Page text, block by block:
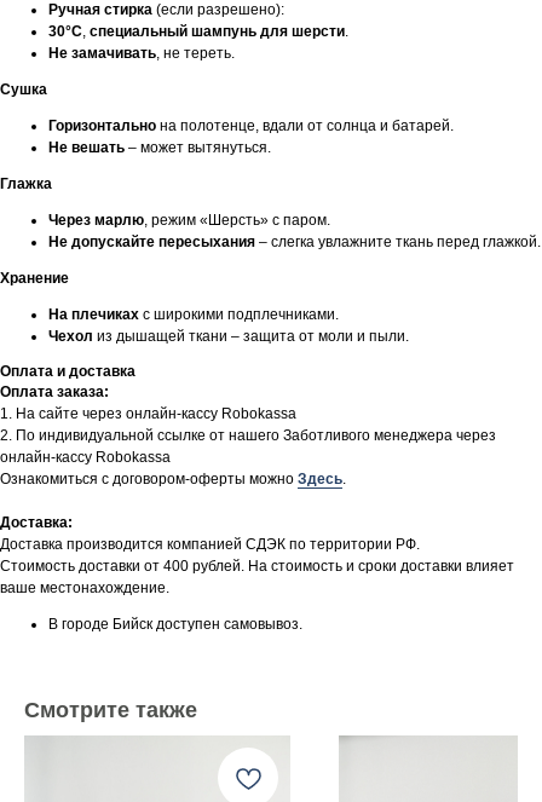
Ручная стирка (если разрешено):
30°C, специальный шампунь для шерсти.
Не замачивать, не тереть.
Сушка
Горизонтально на полотенце, вдали от солнца и батарей.
Не вешать – может вытянуться.
Глажка
Через марлю, режим «Шерсть» с паром.
Не допускайте пересыхания – слегка увлажните ткань перед глажкой.
Хранение
На плечиках с широкими подплечниками.
Чехол из дышащей ткани – защита от моли и пыли.
Оплата и доставка
Оплата заказа:
1. На сайте через онлайн-кассу Robokassa
2. По индивидуальной ссылке от нашего Заботливого менеджера через
онлайн-кассу Robokassa
Ознакомиться с договором-оферты можно Здесь.
Доставка:
Доставка производится компанией СДЭК по территории РФ.
Стоимость доставки от 400 рублей. На стоимость и сроки доставки влияет
ваше местонахождение.
В городе Бийск доступен самовывоз.
Смотрите также